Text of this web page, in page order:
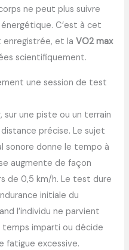
ne peut plus suivre
C’est à cet
enregistrée, et laVO2 max
scientifiquement.
une session de test
une piste ou un terrain
précise. Le sujet
sonore donne le tempo à
augmente de façon
de 0,5 km/h. Le test dure
initiale du
l’individu ne parvient
temps imparti ou décide
fatigue excessive.